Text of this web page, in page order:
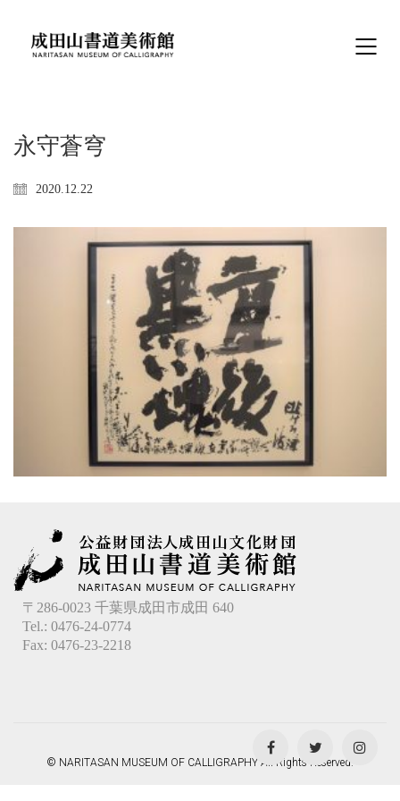
永守蒼穹
2020.12.22
〒286-0023 千葉県成田市成田 640
Tel.: 0476-24-0774
Fax: 0476-23-2218
© NARITASAN MUSEUM OF CALLIGRAPHY All Rights Reserved.